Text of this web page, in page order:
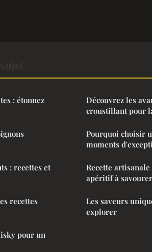
: étonnez
: recettes et
recettes
pour un
Découvrez les
croustillant pour
Pourquoi choisir
moments
Recette
apéritif à savourer
Les saveurs
explorer